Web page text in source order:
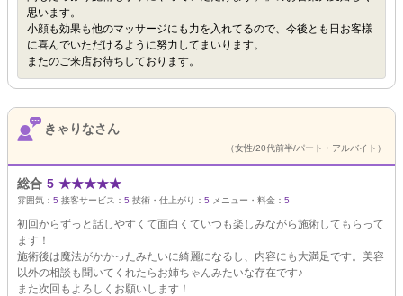
思います。
小顔も効果も他のマッサージにも力を入れてるので、今後とも日お客様
に喜んでいただけるように努力してまいります。
またのご来店お待ちしております。
きゃりなさん
（女性/20代前半/パート・アルバイト）
総合 5 ★★★★★
雰囲気： 5 接客サービス： 5 技術・仕上がり： 5 メニュー・料金： 5
初回からずっと話しやすくて面白くていつも楽しみながら施術してもらって
ます！
施術後は魔法がかかったみたいに綺麗になるし、内容にも大満足です。美容
以外の相談も聞いてくれたらお姉ちゃんみたいな存在です♪
また次回もよろしくお願いします！